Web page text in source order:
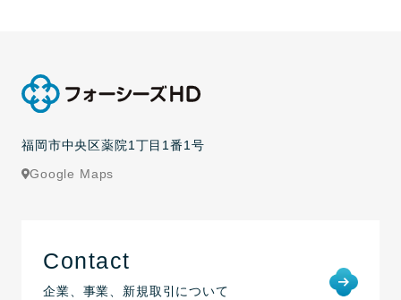
福岡市中央区薬院1丁目1番1号
Google Maps
Contact
企業、事業、新規取引について